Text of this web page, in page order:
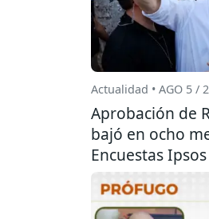
Actualidad • AGO 5 /
Aprobación de
bajó en ocho
Encuestas Ipsos